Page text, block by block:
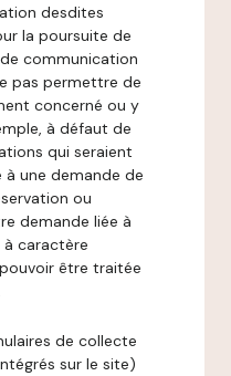
desdites
la poursuite de
communication
pas permettre de
concerné ou y
à défaut de
qui seraient
une demande de
ou
demande liée à
caractère
être traitée
de collecte
sur le site)